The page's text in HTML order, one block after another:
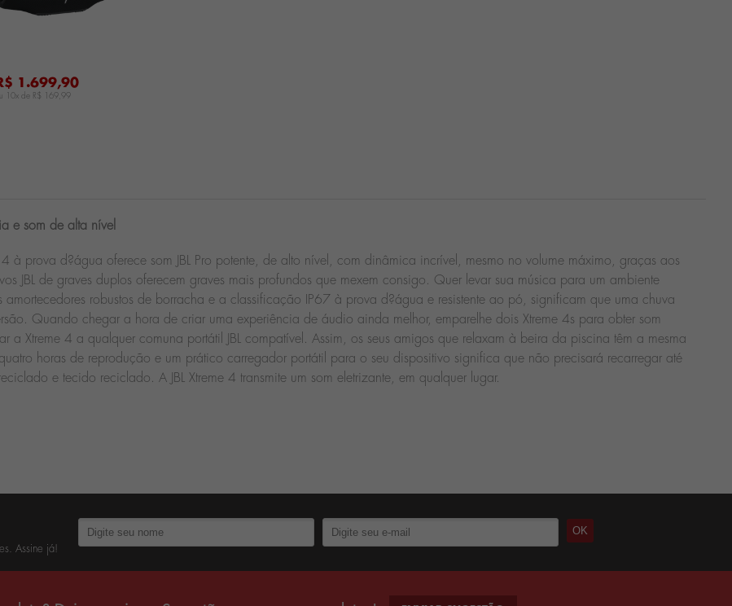
1.699,90
10x de R$ 169,99
e som de alta nível
à prova d?água oferece som JBL Pro potente, de alto nível, com dinâmica incrível, mesmo no volume máximo, graças aos
JBL de graves duplos oferecem graves mais profundos que mexem consigo. Quer levar sua música para um ambiente
robustos de borracha e a classificação IP67 à prova d?água e resistente ao pó, significam que uma chuva
Quando chegar a hora de criar uma experiência de áudio ainda melhor, emparelhe dois Xtreme 4s para obter som
a Xtreme 4 a qualquer comuna portátil JBL compatível. Assim, os seus amigos que relaxam à beira da piscina têm a mesma
horas de reprodução e um prático carregador portátil para o seu dispositivo significa que não precisará recarregar até
e tecido reciclado. A JBL Xtreme 4 transmite um som eletrizante, em qualquer lugar.
Assine já!